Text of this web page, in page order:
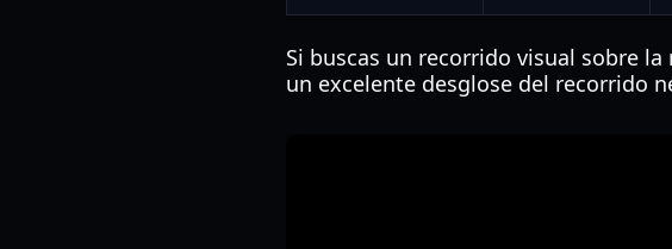
Si buscas un recorrido visual sobre
un excelente desglose del recorrido